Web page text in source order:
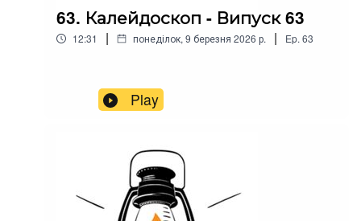
63. Калейдоскоп - Випуск 63
12:31 | понеділок, 9 березня 2026 р. | Ep. 63
Play